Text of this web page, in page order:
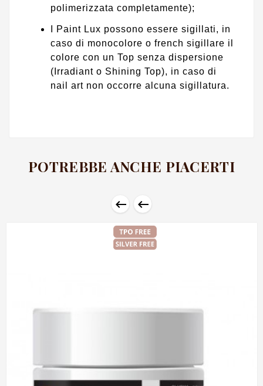
polimerizzata completamente);
I Paint Lux possono essere sigillati, in
caso di monocolore o french sigillare il
colore con un Top senza dispersione
(Irradiant o Shining Top), in caso di
nail art non occorre alcuna sigillatura.
POTREBBE ANCHE PIACERTI
 